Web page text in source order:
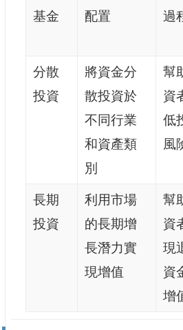
基金
配置
過
分散
投資
將資金分
散投資於
不同行業
和資產類
別
幫
資
低
風
長期
投資
利用市場
的長期增
長潛力實
現增值
幫
資
現
資
增